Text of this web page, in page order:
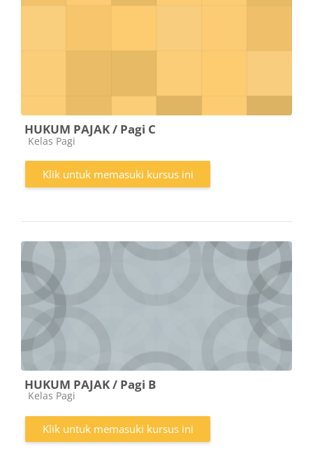
HUKUM PAJAK / Pagi C
Kategori kursus
Kelas Pagi
Klik untuk memasuki kursus ini
HUKUM PAJAK / Pagi B
Kategori kursus
Kelas Pagi
Klik untuk memasuki kursus ini